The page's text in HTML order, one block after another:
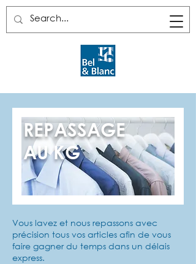
REPASSAGE
AU KG
Vous lavez et nous repassons avec
précision tous vos articles afin de vous
faire gagner du temps dans un délais
express.